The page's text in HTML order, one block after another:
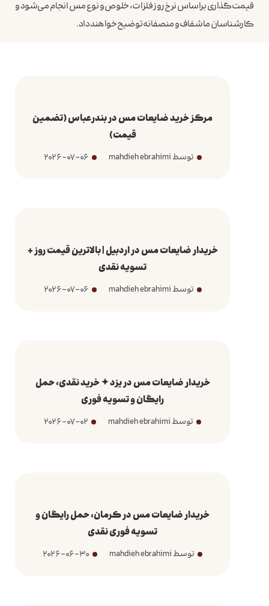
قیمت‌گذاری براساس نرخ روز فلزات، خلوص و نوع مس انجام می‌شود و
کارشناسان ما شفاف و منصفانه توضیح خواهند داد.
مرکز خرید ضایعات مس در بندرعباس (تضمین
قیمت)
توسط mahdieh ebrahimi 2026-07-06
خریدار ضایعات مس در اردبیل | بالاترین قیمت روز +
تسویه نقدی
توسط mahdieh ebrahimi 2026-07-06
خریدار ضایعات مس در یزد ✦ خرید نقدی، حمل
رایگان و تسویه فوری
توسط mahdieh ebrahimi 2026-07-02
خریدار ضایعات مس در کرمان، حمل رایگان و
تسویه فوری نقدی
توسط mahdieh ebrahimi 2026-06-30